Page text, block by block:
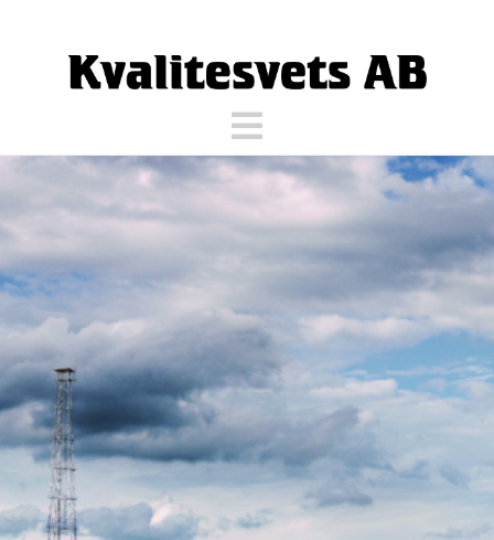
Navigation